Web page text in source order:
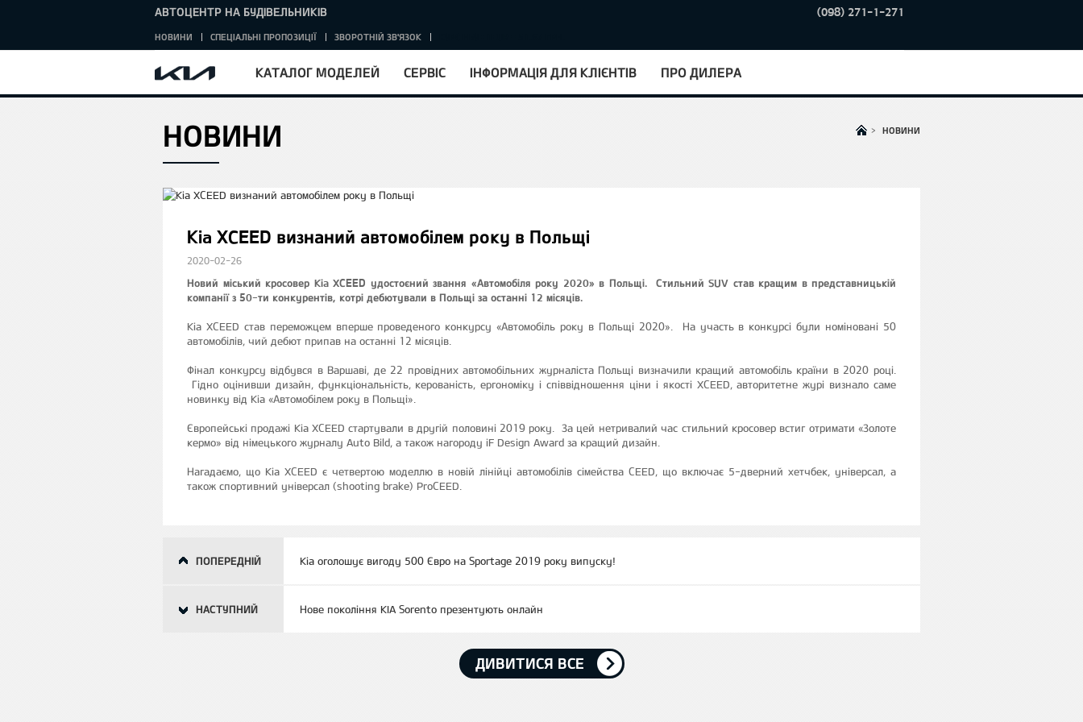
КАТАЛОГ МОДЕЛЕЙ СЕРВІС ІНФОРМАЦІЯ ДЛЯ КЛІЄНТІВ ПРО ДИЛЕРА
АВТОЦЕНТР НА БУДІВЕЛЬНИКІВ (098) 271-1-271
НОВИНИ СПЕЦІАЛЬНІ ПРОПОЗИЦІЇ ЗВОРОТНІЙ ЗВ'ЯЗОК
> НОВИНИ
НОВИНИ
Kia XCEED визнаний автомобілем року в Польщі
2020-02-26
Новий міський кросовер Kia XCEED удостоєний звання «Автомобіля року 2020» в Польщі. Стильний SUV став кращим в представницькій
компанії з 50-ти конкурентів, котрі дебютували в Польщі за останні 12 місяців.
Kia XCEED став переможцем вперше проведеного конкурсу «Автомобіль року в Польщі 2020». На участь в конкурсі були номіновані 50
автомобілів, чий дебют припав на останні 12 місяців.
Фінал конкурсу відбувся в Варшаві, де 22 провідних автомобільних журналіста Польщі визначили кращий автомобіль країни в 2020 році.
Гідно оцінивши дизайн, функціональність, керованість, ергономіку і співвідношення ціни і якості XCEED, авторитетне журі визнало саме
новинку від Kia «Автомобілем року в Польщі».
Європейські продажі Kia XCEED стартували в другій половині 2019 року. За цей нетривалий час стильний кросовер встиг отримати «Золоте
кермо» від німецького журналу Auto Bild, а також нагороду iF Design Award за кращий дизайн.
Нагадаємо, що Kia XCEED є четвертою моделлю в новій лінійці автомобілів сімейства CEED, що включає 5-дверний хетчбек, універсал, а
також спортивний універсал (shooting brake) ProCEED.
ПОПЕРЕДНІЙ Kia оголошує вигоду 500 Євро на Sportage 2019 року випуску!
НАСТУПНИЙ Нове покоління KIA Sorento презентують онлайн
ДИВИТИСЯ ВСЕ